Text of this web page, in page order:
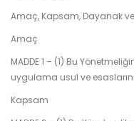
Amaç, Kapsam, Dayanak
Amaç
MADDE 1 – (1) Bu
uygulama usul ve
Kapsam